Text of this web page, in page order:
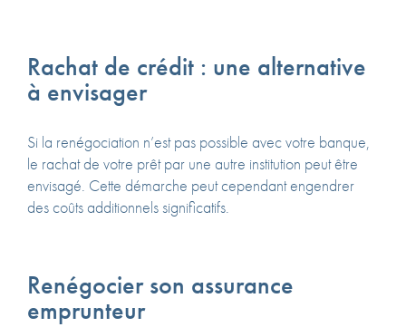
Rachat de crédit : une alternative
à envisager
Si la renégociation n’est pas possible avec votre banque,
le rachat de votre prêt par une autre institution peut être
envisagé. Cette démarche peut cependant engendrer
des coûts additionnels significatifs.
Renégocier son assurance
emprunteur